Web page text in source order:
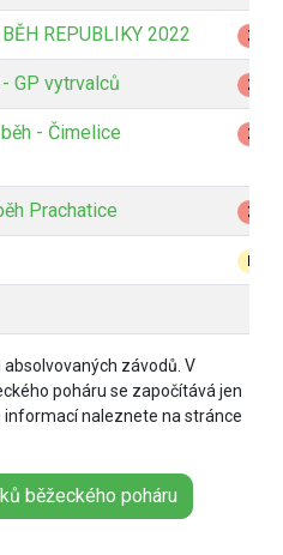
REPUBLIKY 2022 Z
GP vytrvalců Z
- Čimelice Z
Prachatice Z
závodů. V
poháru se započítává jen
informací naleznete na stránce
běžeckého poháru